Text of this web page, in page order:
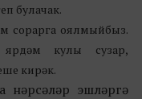
булачак.
сорарга оялмыйбыз.
ярдәм кулы сузар,
кирәк.
нәрсәләр эшләргә